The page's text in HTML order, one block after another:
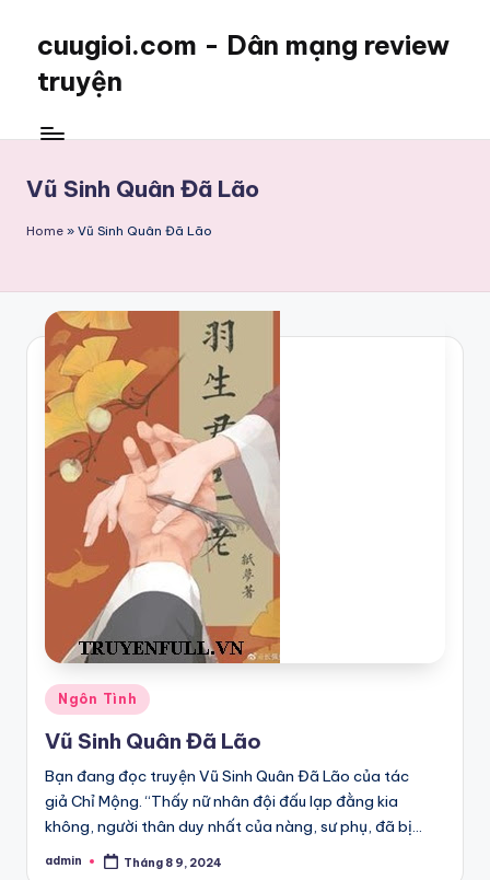
cuugioi.com - Dân mạng review
truyện
Vũ Sinh Quân Đã Lão
Home » Vũ Sinh Quân Đã Lão
Posted
in
Ngôn Tình
Vũ Sinh Quân Đã Lão
Bạn đang đọc truyện Vũ Sinh Quân Đã Lão của tác
giả Chỉ Mộng. “Thấy nữ nhân đội đấu lạp đằng kia
không, người thân duy nhất của nàng, sư phụ, đã bị…
Posted
admin Tháng 8 9, 2024